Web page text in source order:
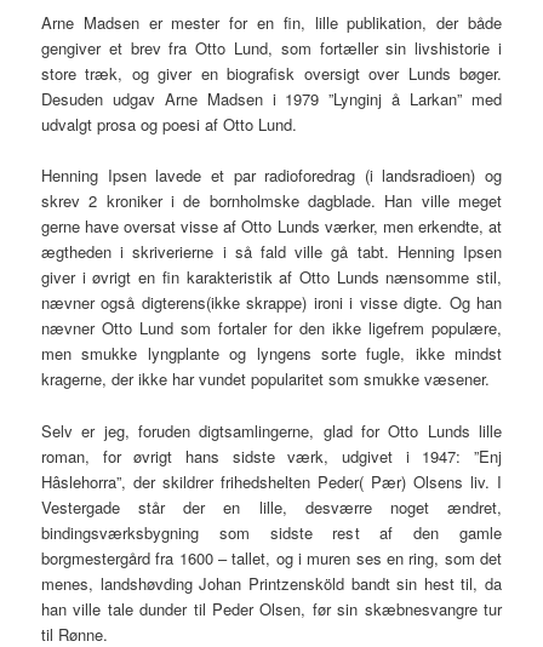
Arne Madsen er mester for en fin, lille publikation, der både
gengiver et brev fra Otto Lund, som fortæller sin livshistorie i
store træk, og giver en biografisk oversigt over Lunds bøger.
Desuden udgav Arne Madsen i 1979 ”Lynginj å Larkan” med
udvalgt prosa og poesi af Otto Lund.
Henning Ipsen lavede et par radioforedrag (i landsradioen) og
skrev 2 kroniker i de bornholmske dagblade. Han ville meget
gerne have oversat visse af Otto Lunds værker, men erkendte, at
ægtheden i skriverierne i så fald ville gå tabt. Henning Ipsen
giver i øvrigt en fin karakteristik af Otto Lunds nænsomme stil,
nævner også digterens(ikke skrappe) ironi i visse digte. Og han
nævner Otto Lund som fortaler for den ikke ligefrem populære,
men smukke lyngplante og lyngens sorte fugle, ikke mindst
kragerne, der ikke har vundet popularitet som smukke væsener.
Selv er jeg, foruden digtsamlingerne, glad for Otto Lunds lille
roman, for øvrigt hans sidste værk, udgivet i 1947: ”Enj
Hâslehorra”, der skildrer frihedshelten Peder( Pær) Olsens liv. I
Vestergade står der en lille, desværre noget ændret,
bindingsværksbygning som sidste rest af den gamle
borgmestergård fra 1600 – tallet, og i muren ses en ring, som det
menes, landshøvding Johan Printzensköld bandt sin hest til, da
han ville tale dunder til Peder Olsen, før sin skæbnesvangre tur
til Rønne.